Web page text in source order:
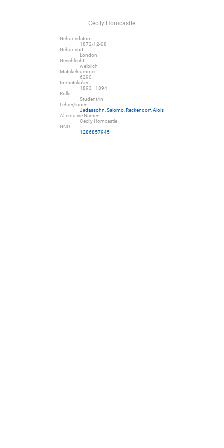
Cecily Horncastle
Geburtsdatum
1872-12-08
Geburtsort
London
Geschlecht
weiblich
Matrikelnummer
6290
Immatrikuliert
1893–1894
Rolle
Student/in
Lehrer/innen
Jadassohn, Salomo Reckendorf, Alois
Alternative Namen
Cecily Horncastle
GND
1286857945